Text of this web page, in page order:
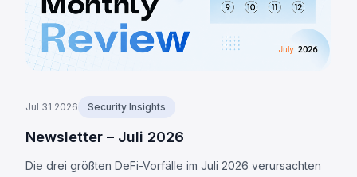
Jul 31 2026 Security Insights
Newsletter – Juli 2026
Die drei größten DeFi-Vorfälle im Juli 2026 verursachten